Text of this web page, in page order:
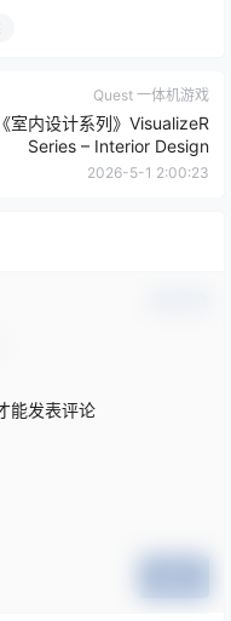
Quest 一体机游戏
《室内设计系列》VisualizeR
Series – Interior Design
2026-5-1 2:00:23
能发表评论